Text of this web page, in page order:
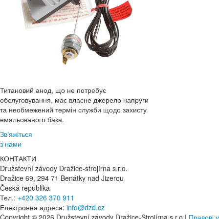
Титановий анод, що не потребує
обслуговування, має власне джерело напруги
та необмежений термін служби щодо захисту
емальованого бака.
Зв'яжіться
з нами
КОНТАКТИ
Družstevní závody Dražice-strojírna s.r.o.
Dražice 69, 294 71 Benátky nad Jizerou
Česká republika
Тел.: +420 326 370 911
Електронна адреса: info@dzd.cz
Copyright © 2026 Družstevní závody Dražice-Strojírna s.r.o | Правові